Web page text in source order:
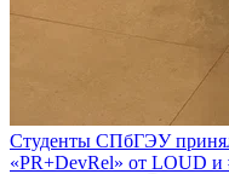
Студенты СПбГЭУ
«PR+DevRel» от LOUD и